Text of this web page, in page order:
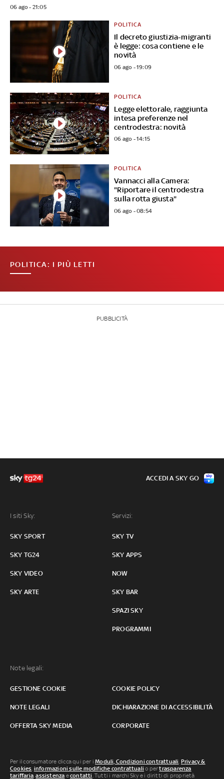
06 ago - 21:05
Il decreto giustizia-migranti
è legge: cosa contiene e le
novità
POLITICA
06 ago - 19:09
Legge elettorale, raggiunta
intesa preferenze nel
centrodestra: novità
POLITICA
06 ago - 14:15
Vannacci alla Camera:
"Riportare il centrodestra
sulla rotta giusta"
POLITICA
06 ago - 08:54
POLITICA: I PIÙ LETTI
PUBBLICITÀ
I siti Sky:
SKY SPORT
SKY TG24
SKY VIDEO
SKY ARTE
Servizi:
SKY TV
SKY APPS
NOW
SKY BAR
SPAZI SKY
PROGRAMMI
Note legali:
GESTIONE COOKIE COOKIE POLICY
NOTE LEGALI DICHIARAZIONE DI ACCESSIBILITÀ
OFFERTA SKY MEDIA CORPORATE
ACCEDI A SKY GO
Per il consumatore clicca qui per iModuli, Condizioni contrattuali, Privacy &
Cookies, informazioni sulle modifiche contrattuali o pertrasparenza
tariffaria,assistenza econtatti. Tutti i marchi Sky e i diritti di proprietà